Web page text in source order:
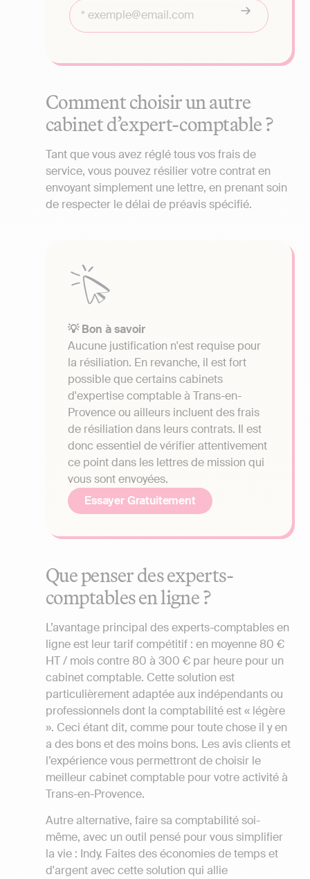
Comment choisir un autre
cabinet d’expert-comptable ?
Tant que vous avez réglé tous vos frais de
service, vous pouvez résilier votre contrat en
envoyant simplement une lettre, en prenant soin
de respecter le délai de préavis spécifié.
💡 Bon à savoir
Aucune justification n'est requise pour
la résiliation. En revanche, il est fort
possible que certains cabinets
d'expertise comptable à Trans-en-
Provence ou ailleurs incluent des frais
de résiliation dans leurs contrats. Il est
donc essentiel de vérifier attentivement
ce point dans les lettres de mission qui
vous sont envoyées.
Essayer Gratuitement
Que penser des experts-
comptables en ligne ?
L’avantage principal des experts-comptables en
ligne est leur tarif compétitif : en moyenne 80 €
HT / mois contre 80 à 300 € par heure pour un
cabinet comptable. Cette solution est
particulièrement adaptée aux indépendants ou
professionnels dont la comptabilité est « légère
». Ceci étant dit, comme pour toute chose il y en
a des bons et des moins bons. Les avis clients et
l’expérience vous permettront de choisir le
meilleur cabinet comptable pour votre activité à
Trans-en-Provence.
Autre alternative, faire sa comptabilité soi-
même, avec un outil pensé pour vous simplifier
la vie : Indy. Faites des économies de temps et
d'argent avec cette solution qui allie